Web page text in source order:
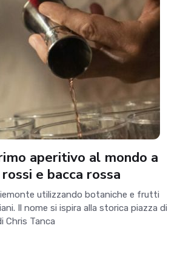
aperitivo al mondo a
e bacca rossa
utilizzando botaniche e frutti
Il nome si ispira alla storica piazza di
Chris Tanca